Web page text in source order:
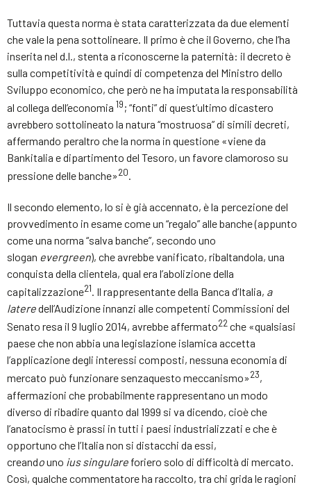
Tuttavia questa norma è stata caratterizzata da due elementi
che vale la pena sottolineare. Il primo è che il Governo, che l’ha
inserita nel d.l., stenta a riconoscerne la paternità: il decreto è
sulla competitività e quindi di competenza del Ministro dello
Sviluppo economico, che però ne ha imputata la responsabilità
al collega dell’economia 19; “fonti” di quest’ultimo dicastero
avrebbero sottolineato la natura “mostruosa” di simili decreti,
affermando peraltro che la norma in questione «viene da
Bankitalia e dipartimento del Tesoro, un favore clamoroso su
pressione delle banche»20.
Il secondo elemento, lo si è già accennato, è la percezione del
provvedimento in esame come un “regalo” alle banche (appunto
come una norma “salva banche”, secondo uno
slogan evergreen), che avrebbe vanificato, ribaltandola, una
conquista della clientela, qual era l’abolizione della
capitalizzazione21. Il rappresentante della Banca d’Italia, a
lateredell’Audizione innanzi alle competenti Commissioni del
Senato resa il 9 luglio 2014, avrebbe affermato22 che «qualsiasi
paese che non abbia una legislazione islamica accetta
l’applicazione degli interessi composti, nessuna economia di
mercato può funzionare senzaquesto meccanismo»23,
affermazioni che probabilmente rappresentano un modo
diverso di ribadire quanto dal 1999 si va dicendo, cioè che
l’anatocismo è prassi in tutti i paesi industrializzati e che è
opportuno che l’Italia non si distacchi da essi,
creandouno ius singulare foriero solo di difficoltà di mercato.
Così, qualche commentatore ha raccolto, tra chi grida le ragioni